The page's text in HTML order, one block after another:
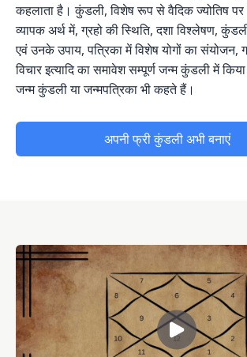
कहलाता है। कुंडली, विशेष रूप से वैदिक ज्योतिष पर
व्यापक अर्थ में, ग्रहो की स्थिति, दशा विश्लेषण,
एवं उनके उपाय, पत्रिका में विशेष योगों का संयोजन,
विचार इत्यादि का समावेश सम्पूर्ण जन्म कुंडली में
जन्म कुंडली या जन्मपत्रिका भी कहते हैं।
अपनी फ्री कुंडली अभी बनाएं